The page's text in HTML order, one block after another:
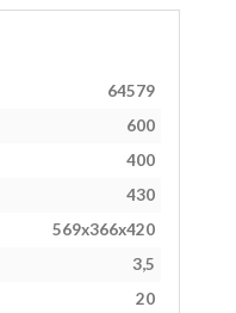
64579
600
400
430
569x366x420
3,5
20